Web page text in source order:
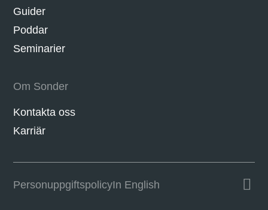
Guider
Poddar
Seminarier
Om Sonder
Kontakta oss
Karriär
Personuppgifts­policyIn English